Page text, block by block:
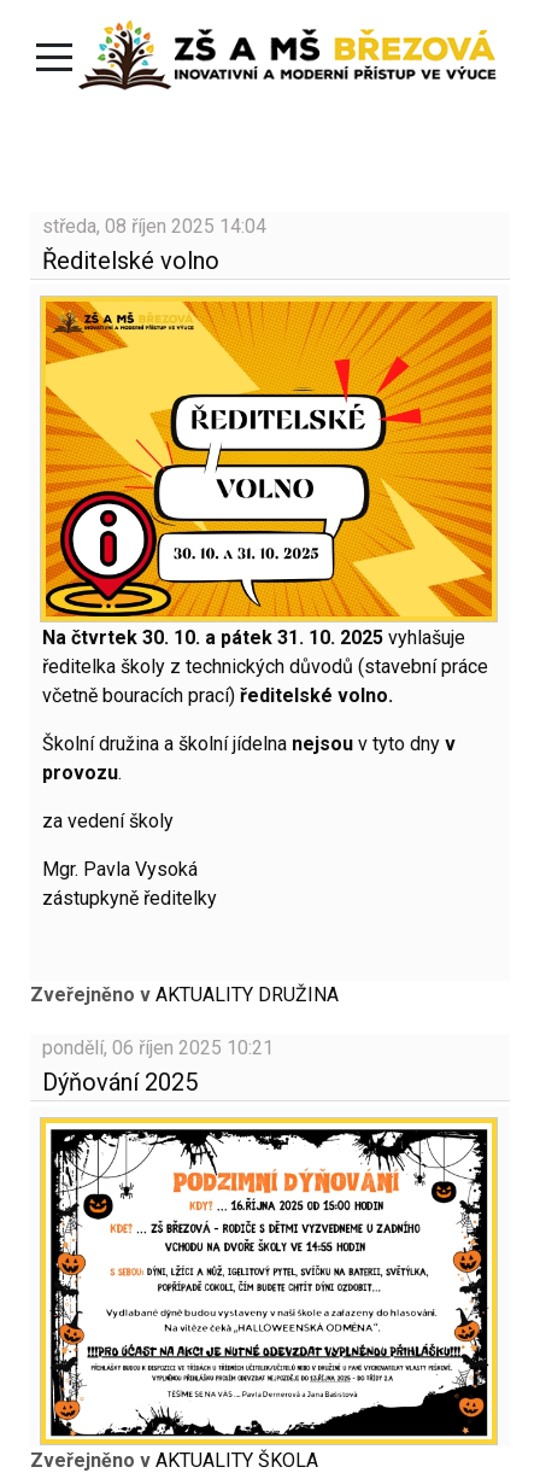
středa, 08 říjen 2025 14:04
Ředitelské volno
Na čtvrtek 30. 10. a pátek 31. 10. 2025 vyhlašuje
ředitelka školy z technických důvodů (stavební práce
včetně bouracích prací) ředitelské volno.
Školní družina a školní jídelna nejsou v tyto dny v
provozu.
za vedení školy
Mgr. Pavla Vysoká
zástupkyně ředitelky
Zveřejněno v AKTUALITY DRUŽINA
pondělí, 06 říjen 2025 10:21
Dýňování 2025
Zveřejněno v AKTUALITY ŠKOLA